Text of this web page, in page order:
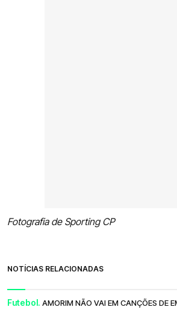
Fotografia de Sporting CP
NOTÍCIAS RELACIONADAS
Futebol. AMORIM NÃO VAI EM CANÇÕES DE